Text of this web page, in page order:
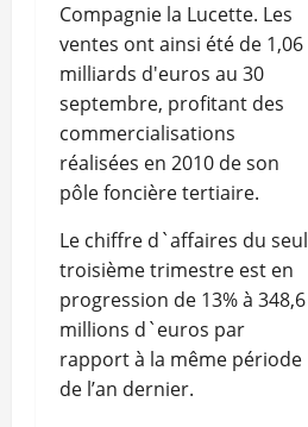
Compagnie la Lucette. Les
ventes ont ainsi été de 1,06
milliards d'euros au 30
septembre, profitant des
commercialisations
réalisées en 2010 de son
pôle foncière tertiaire.
Le chiffre d`affaires du seul
troisième trimestre est en
progression de 13% à 348,6
millions d`euros par
rapport à la même période
de l’an dernier.